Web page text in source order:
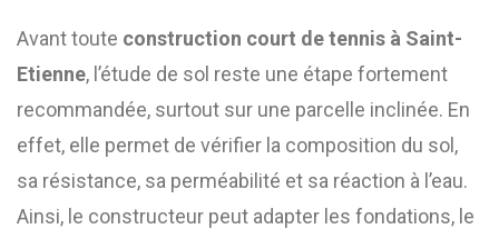
Avant toute construction court de tennis à Saint-
Etienne, l’étude de sol reste une étape fortement
recommandée, surtout sur une parcelle inclinée. En
effet, elle permet de vérifier la composition du sol,
sa résistance, sa perméabilité et sa réaction à l’eau.
Ainsi, le constructeur peut adapter les fondations, le